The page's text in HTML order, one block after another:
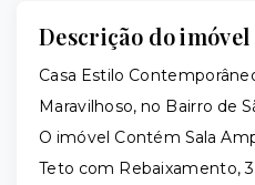
Descrição do imóvel
Casa Estilo
Maravilhoso, no Bairro de
O imóvel Contém Sala
Teto com Rebaixamento,